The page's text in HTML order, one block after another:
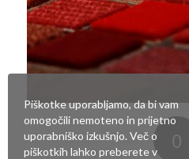
0
Piškotke uporabljamo, da bi vam
omogočili nemoteno in prijetno
uporabniško izkušnjo. Več o
piškotkih lahko preberete v